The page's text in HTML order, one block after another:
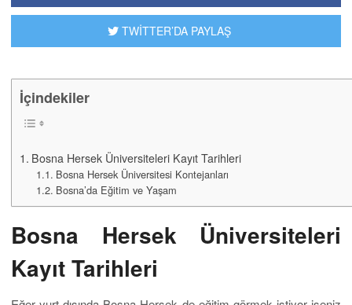
TWİTTER’DA PAYLAŞ
İçindekiler
Bosna Hersek Üniversiteleri Kayıt Tarihleri
Bosna Hersek Üniversitesi Kontejanları
Bosna’da Eğitim ve Yaşam
Bosna Hersek Üniversiteleri
Kayıt Tarihleri